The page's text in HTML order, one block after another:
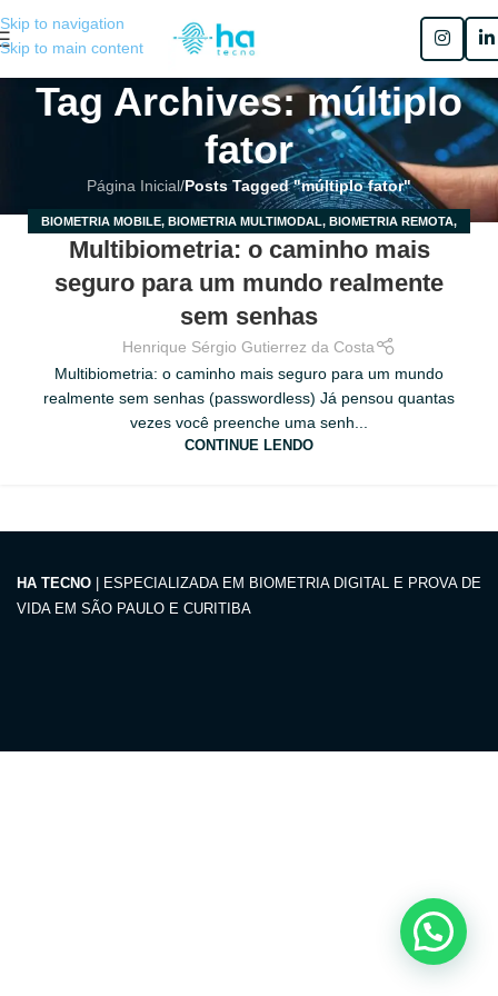
Skip to navigation
Skip to main content
Tag Archives: múltiplo
fator
Página Inicial/Posts Tagged "múltiplo fator"
17BIOMETRIA MOBILE, BIOMETRIA MULTIMODAL, BIOMETRIA REMOTA,
MULTIBIOMETRIA, MULTIFATOR
Multibiometria: o caminho mais
seguro para um mundo realmente
sem senhas
Henrique Sérgio Gutierrez da Costa
Multibiometria: o caminho mais seguro para um mundo
realmente sem senhas (passwordless) Já pensou quantas
vezes você preenche uma senh...
CONTINUE LENDO
HA TECNO | ESPECIALIZADA EM BIOMETRIA DIGITAL E PROVA DE
VIDA EM SÃO PAULO E CURITIBA